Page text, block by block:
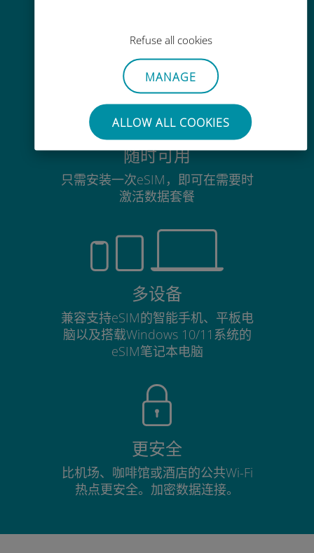
Refuse all cookies
MANAGE
ALLOW ALL COOKIES
毫不费力
无需取出您现有的SIM卡
随时可用
只需安装一次eSIM，即可在需要时
激活数据套餐
多设备
兼容支持eSIM的智能手机、平板电
脑以及搭载Windows 10/11系统的
eSIM笔记本电脑
更安全
比机场、咖啡馆或酒店的公共Wi-Fi
热点更安全。加密数据连接。